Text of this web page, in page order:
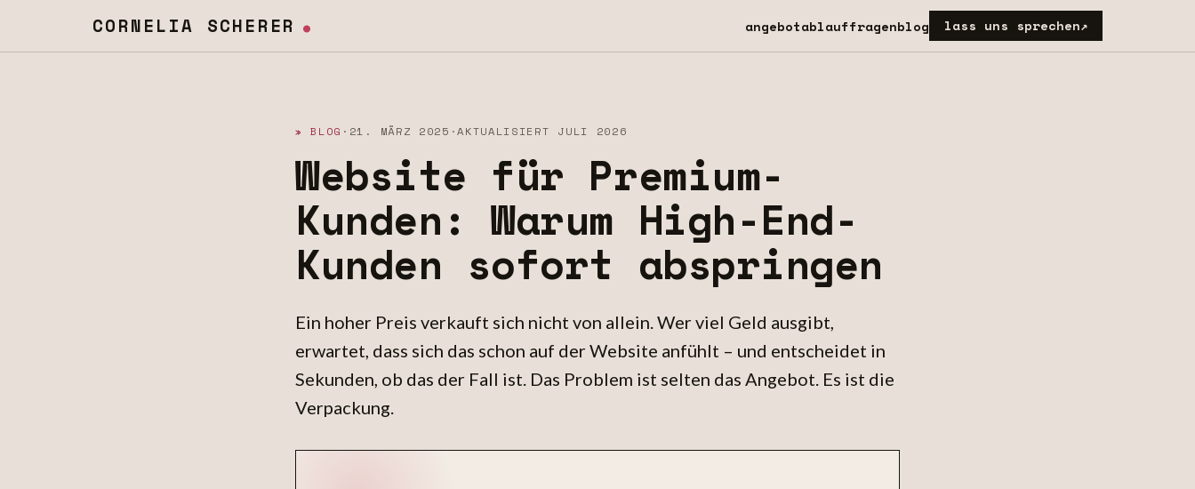
CORNELIA SCHERER . angebotablauffragenblog lass uns sprechen↗
» BLOG · 21. MÄRZ 2025 ·AKTUALISIERT JULI 2026
Website für Premium-
Kunden: Warum High-End-
Kunden sofort abspringen
Ein hoher Preis verkauft sich nicht von allein. Wer viel Geld ausgibt,
erwartet, dass sich das schon auf der Website anfühlt – und entscheidet in
Sekunden, ob das der Fall ist. Das Problem ist selten das Angebot. Es ist die
Verpackung.